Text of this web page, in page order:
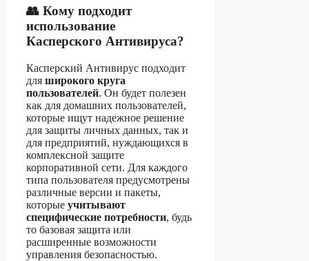
👥 Кому подходит
использование
Касперского Антивируса?
Касперский Антивирус подходит
для широкого круга
пользователей. Он будет полезен
как для домашних пользователей,
которые ищут надежное решение
для защиты личных данных, так и
для предприятий, нуждающихся в
комплексной защите
корпоративной сети. Для каждого
типа пользователя предусмотрены
различные версии и пакеты,
которые учитывают
специфические потребности, будь
то базовая защита или
расширенные возможности
управления безопасностью.